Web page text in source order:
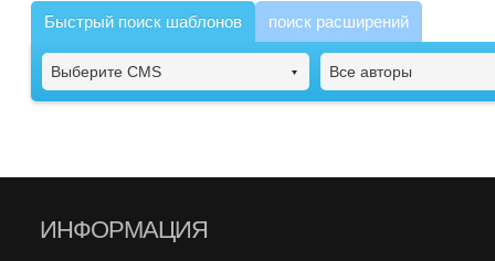
Быстрый поиск шаблонов поиск расширений
Выберите CMS Все авторы
ИНФОРМАЦИЯ